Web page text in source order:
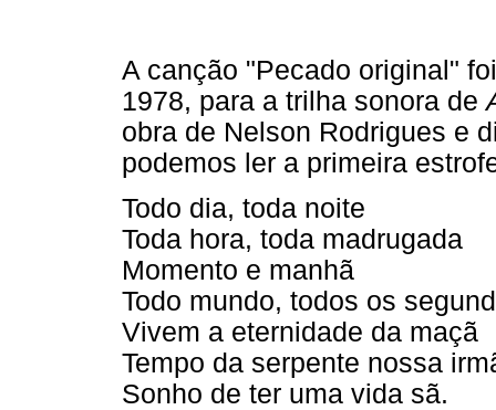
A canção "Pecado original"
1978, para a trilha sonora de
obra de Nelson Rodrigues e
podemos ler a primeira
Todo dia, toda noite
Toda hora, toda madrugada
Momento e manhã
Todo mundo, todos os
Vivem a eternidade da maçã
Tempo da serpente nossa
Sonho de ter uma vida sã.